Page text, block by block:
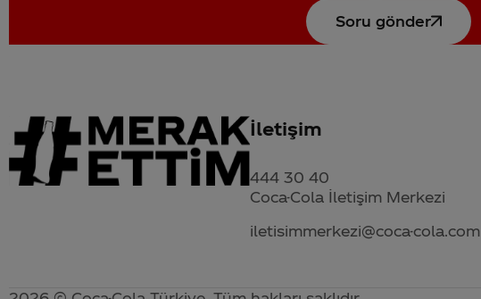
Soru gönder
İletişim
444 30 40
Coca-Cola İletişim Merkezi
iletisimmerkezi@coca-cola.com